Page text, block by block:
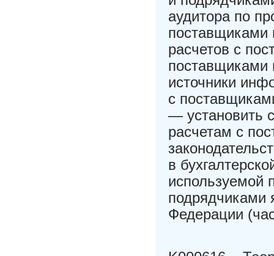
аудитора по
поставщиками
расчетов с
поставщиками
источники
с
— установить
расчетам с
в
используемой
подрядчиками
Федерации